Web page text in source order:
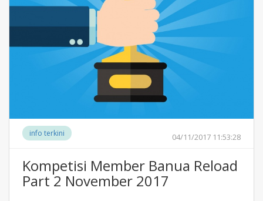
info terkini 04/11/2017 11:53:28
Kompetisi Member Banua Reload
Part 2 November 2017